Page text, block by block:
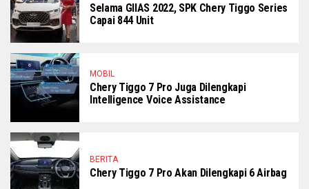
Selama GIIAS 2022, SPK Chery Tiggo Series
Capai 844 Unit
MOBIL
Chery Tiggo 7 Pro Juga Dilengkapi
Intelligence Voice Assistance
BERITA
Chery Tiggo 7 Pro Akan Dilengkapi 6 Airbag